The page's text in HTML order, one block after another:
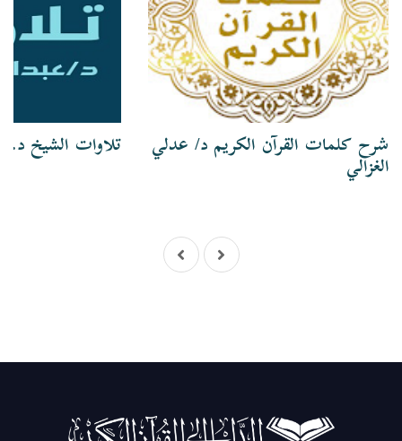
شرح كلمات القرآن الكريم د/ عدلي
الغزالي
تلاوات الشيخ د.